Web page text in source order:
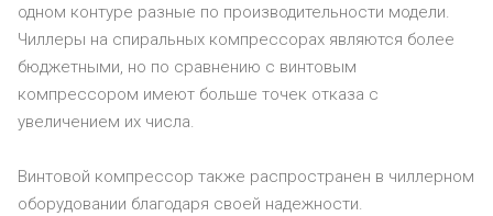
одном контуре разные по производительности модели.
Чиллеры на спиральных компрессорах являются более
бюджетными, но по сравнению с винтовым
компрессором имеют больше точек отказа с
увеличением их числа.
Винтовой компрессор также распространен в чиллерном
оборудовании благодаря своей надежности.